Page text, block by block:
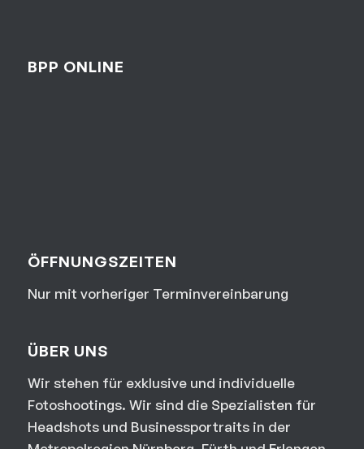
BPP ONLINE
ÖFFNUNGSZEITEN
Nur mit vorheriger Terminvereinbarung
ÜBER UNS
Wir stehen für exklusive und individuelle
Fotoshootings. Wir sind die Spezialisten für
Headshots und Businessportraits in der